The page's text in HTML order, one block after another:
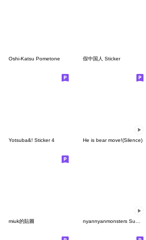
Oshi-Katsu Pometone 假中国人 Sticker
Yotsuba&! Sticker 4 He is bear move!(Silence)
miuk的貼圖